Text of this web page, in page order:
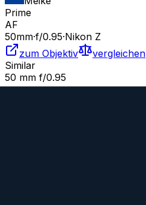
Prime
AF
50mm·f/0.95·Nikon Z
zum Objektiv
vergleichen
Similar
50 mm f/0.95